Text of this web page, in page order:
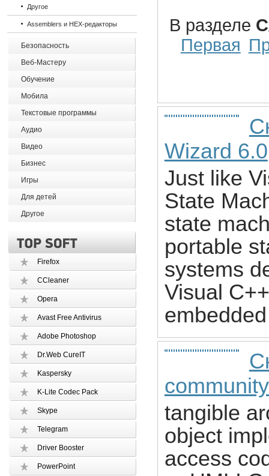
Другое
Assemblers и HEX-редакторы
Безопасность
Веб-Мастеру
Обучение
Мобила
Текстовые программы
Аудио
Видео
Бизнес
Игры
Для детей
Другое
Firefox
CCleaner
Opera
Avast Free Antivirus
Adobe Photoshop
Dr.Web CureIT
Kaspersky
K-Lite Codec Pack
Skype
Telegram
Driver Booster
PowerPoint
В разделе
Первая
Wizard 6.0
Just like
State
state
portable
systems
Visual
tangible
object
access